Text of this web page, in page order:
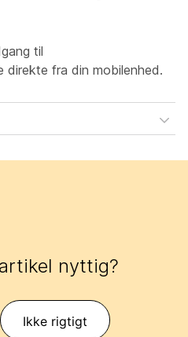
til
direkte fra din mobilenhed.
nyttig?
Ikke rigtigt